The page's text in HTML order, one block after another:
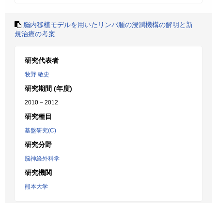
脳内移植モデルを用いたリンパ腫の浸潤機構の解明と新
規治療の考案
研究代表者
牧野 敬史
研究期間 (年度)
2010 – 2012
研究種目
基盤研究(C)
研究分野
脳神経外科学
研究機関
熊本大学